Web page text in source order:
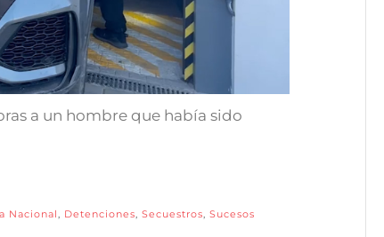
a un hombre que había sido
Nacional Detenciones Secuestros Sucesos